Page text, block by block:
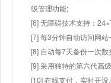
级管理功能;
[6] 无障碍技术支持：
[7] 每3分钟自动访问网
[8] 自动每7天备份一次
[9] 采用独特的第六代高
[10] 在线支付，实时开